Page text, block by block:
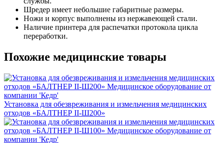
Шредер имеет небольшие габаритные размеры.
Ножи и корпус выполнены из нержавеющей стали.
Наличие принтера для распечатки протокола цикла
переработки.
Похожие медицинские товары
Установка для обезвреживания и измельчения медицинских
отходов «БАЛТНЕР II-Ш200»